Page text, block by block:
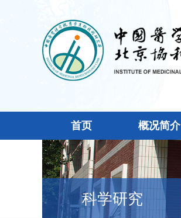
首页 概况简介
科学研究